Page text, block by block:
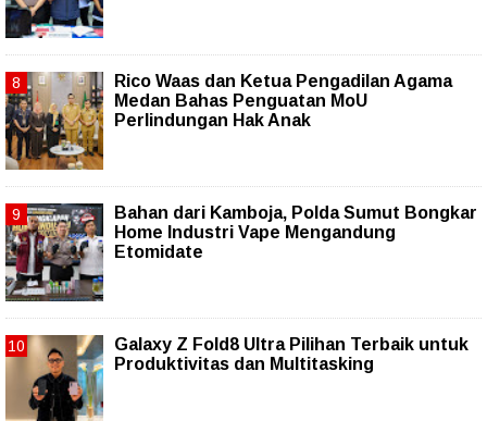
Rico Waas dan Ketua Pengadilan Agama
Medan Bahas Penguatan MoU
Perlindungan Hak Anak
Bahan dari Kamboja, Polda Sumut Bongkar
Home Industri Vape Mengandung
Etomidate
Galaxy Z Fold8 Ultra Pilihan Terbaik untuk
Produktivitas dan Multitasking